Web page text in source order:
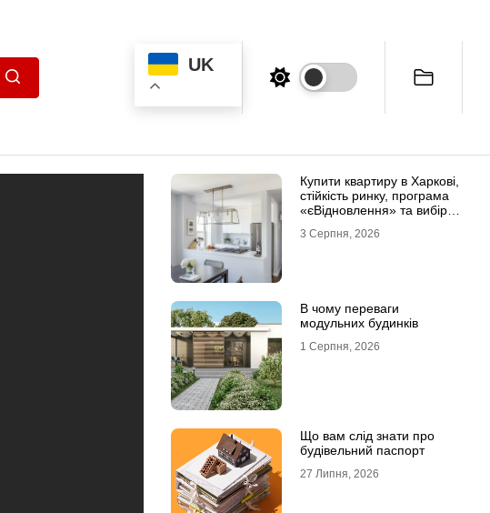
UK
Купити квартиру в Харкові,
стійкість ринку, програма
«єВідновлення» та вибір
3 Серпня, 2026
В чому переваги
модульних будинків
1 Серпня, 2026
Що вам слід знати про
будівельний паспорт
27 Липня, 2026